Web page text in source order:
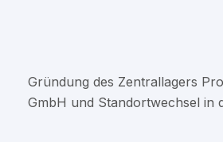
Gründung des Zentrallagers
GmbH und Standortwechsel in